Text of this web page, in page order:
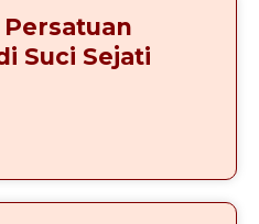
Suci Sejati